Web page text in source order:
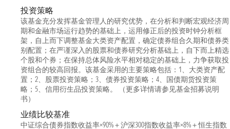
投资策略
该基金充分发挥基金管理人的研究优势，在分析和判断宏观经济周
期和金融市场运行趋势的基础上，运用修正后的投资时钟分析框
架，自上而下调整基金大类资产配置，确定债券组合久期和债券类
别配置；在严谨深入的股票和债券研究分析基础上，自下而上精选
个股和个券；在保持总体风险水平相对稳定的基础上，力争获取投
资组合的较高回报。该基金采用的主要策略包括：1、大类资产配
置；2、股票投资策略；3、债券投资策略；4、国债期货投资策
略；5、信用衍生品投资策略。 （更多详情请参见基金招募说明
书）
业绩比较基准
中证综合债券指数收益率×90%＋沪深300指数收益率×8%＋恒生指数